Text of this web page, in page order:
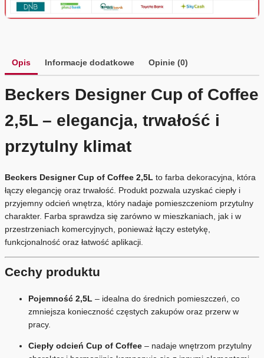
Opis Informacje dodatkowe Opinie (0)
Beckers Designer Cup of Coffee
2,5L – elegancja, trwałość i
przytulny klimat
Beckers Designer Cup of Coffee 2,5L to farba dekoracyjna, która
łączy elegancję oraz trwałość. Produkt pozwala uzyskać ciepły i
przyjemny odcień wnętrza, który nadaje pomieszczeniom przytulny
charakter. Farba sprawdza się zarówno w mieszkaniach, jak i w
przestrzeniach komercyjnych, ponieważ łączy estetykę,
funkcjonalność oraz łatwość aplikacji.
Cechy produktu
Pojemność 2,5L – idealna do średnich pomieszczeń, co
zmniejsza konieczność częstych zakupów oraz przerw w
pracy.
Ciepły odcień Cup of Coffee – nadaje wnętrzom przytulny